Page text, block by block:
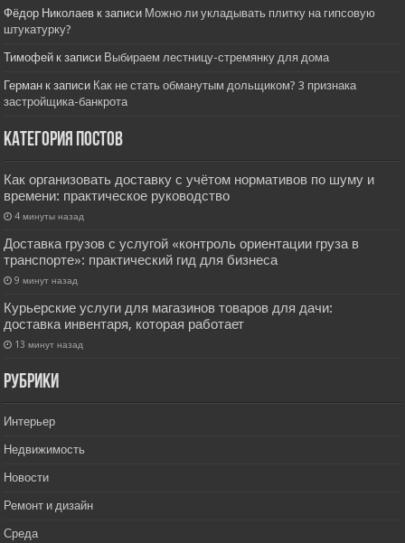
Фёдор Николаев к записи Можно ли укладывать плитку на гипсовую
штукатурку?
Тимофей к записи Выбираем лестницу-стремянку для дома
Герман к записи Как не стать обманутым дольщиком? 3 признака
застройщика-банкрота
Категория постов
Как организовать доставку с учётом нормативов по шуму и
времени: практическое руководство
4 минуты назад
Доставка грузов с услугой «контроль ориентации груза в
транспорте»: практический гид для бизнеса
9 минут назад
Курьерские услуги для магазинов товаров для дачи:
доставка инвентаря, которая работает
13 минут назад
РУбрики
Интерьер
Недвижимость
Новости
Ремонт и дизайн
Среда